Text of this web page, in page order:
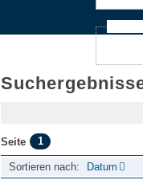
Seite 1
Sortieren nach: Datum